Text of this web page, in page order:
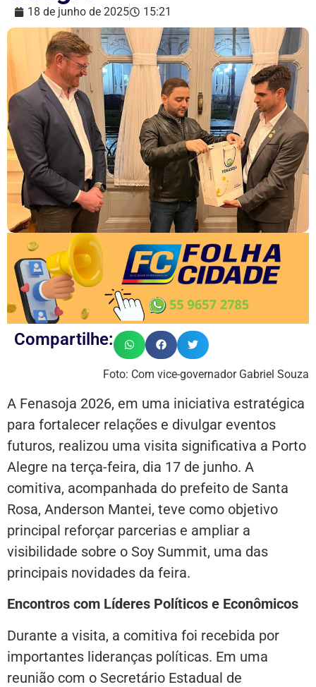
18 de junho de 2025 15:21
Compartilhe:
Foto: Com vice-governador Gabriel Souza
A Fenasoja 2026, em uma iniciativa estratégica
para fortalecer relações e divulgar eventos
futuros, realizou uma visita significativa a Porto
Alegre na terça-feira, dia 17 de junho. A
comitiva, acompanhada do prefeito de Santa
Rosa, Anderson Mantei, teve como objetivo
principal reforçar parcerias e ampliar a
visibilidade sobre o Soy Summit, uma das
principais novidades da feira.
Encontros com Líderes Políticos e Econômicos
Durante a visita, a comitiva foi recebida por
importantes lideranças políticas. Em uma
reunião com o Secretário Estadual de